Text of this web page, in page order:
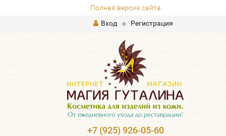
Полная версия сайта
Вход
Регистрация
+7 (925) 926-05-60